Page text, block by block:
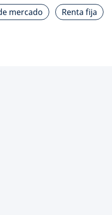
mercado
Renta fija